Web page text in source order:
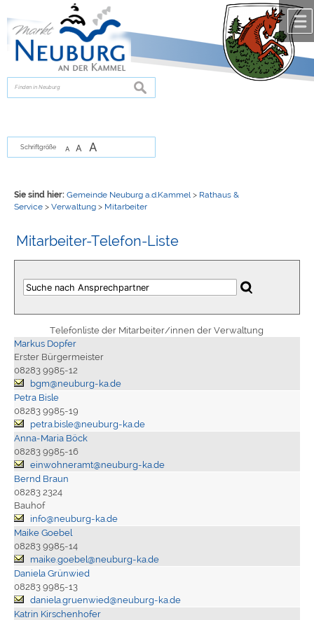
zur Navigationoder
springen.
suchen
Schriftgröße A A A
Sie sind hier: Gemeinde Neuburg a.d.Kammel > Rathaus &
Service> Verwaltung> Mitarbeiter
Mitarbeiter-Telefon-Liste
Telefonliste der Mitarbeiter/innen der Verwaltung
Markus Dopfer
Erster Bürgermeister
08283 9985-12
bgm@neuburg-ka.de
Petra Bisle
08283 9985-19
petra.bisle@neuburg-ka.de
Anna-Maria Böck
08283 9985-16
einwohneramt@neuburg-ka.de
Bernd Braun
08283 2324
Bauhof
info@neuburg-ka.de
Maike Goebel
08283 9985-14
maike.goebel@neuburg-ka.de
Daniela Grünwied
08283 9985-13
daniela.gruenwied@neuburg-ka.de
Katrin Kirschenhofer